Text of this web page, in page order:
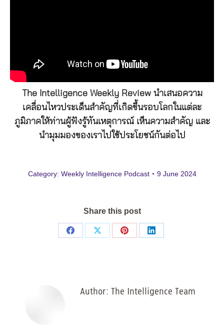
The Intelligence Weekly Review นำเสนอความ
เคลื่อนไหวประเด็นสำคัญที่เกิดขึ้นรอบโลกในแต่ละ
ภูมิภาคให้ท่านผู้ฟังรู้ทันเหตุการณ์ เห็นความสำคัญ และ
นำมุมมองของเราไปใช้ประโยชน์กันต่อไป
Category: Weekly Intelligence Podcast 9 June 2024
Share this post
Share
Share
Share
Share
Author: The Intelligence Team